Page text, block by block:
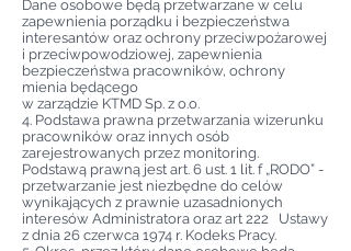
Dane osobowe będą przetwarzane w celu
zapewnienia porządku i bezpieczeństwa
interesantów oraz ochrony przeciwpożarowej
i przeciwpowodziowej, zapewnienia
bezpieczeństwa pracowników, ochrony
mienia będącego
w zarządzie KTMD Sp. z o.o.
4. Podstawa prawna przetwarzania wizerunku
pracowników oraz innych osób
zarejestrowanych przez monitoring.
Podstawą prawną jest art. 6 ust. 1 lit. f „RODO” -
przetwarzanie jest niezbędne do celów
wynikających z prawnie uzasadnionych
interesów Administratora oraz art 222 Ustawy
z dnia 26 czerwca 1974 r. Kodeks Pracy.